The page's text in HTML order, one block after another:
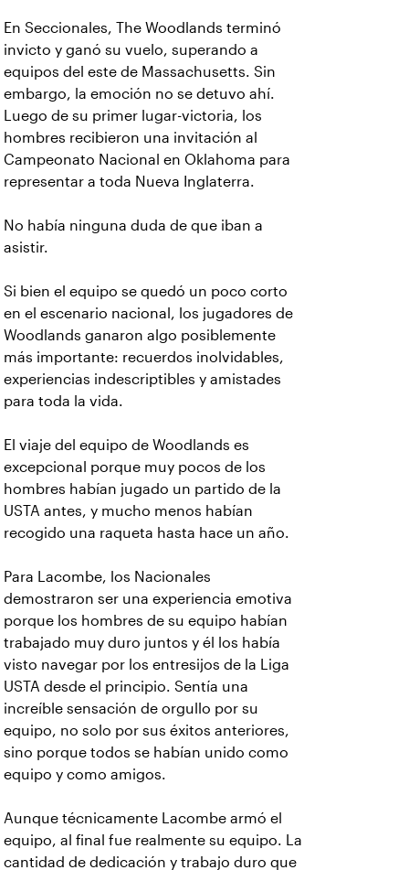
En Seccionales, The Woodlands terminó
invicto y ganó su vuelo, superando a
equipos del este de Massachusetts. Sin
embargo, la emoción no se detuvo ahí.
Luego de su primer lugar-victoria, los
hombres recibieron una invitación al
Campeonato Nacional en Oklahoma para
representar a toda Nueva Inglaterra.
No había ninguna duda de que iban a
asistir.
Si bien el equipo se quedó un poco corto
en el escenario nacional, los jugadores de
Woodlands ganaron algo posiblemente
más importante: recuerdos inolvidables,
experiencias indescriptibles y amistades
para toda la vida.
El viaje del equipo de Woodlands es
excepcional porque muy pocos de los
hombres habían jugado un partido de la
USTA antes, y mucho menos habían
recogido una raqueta hasta hace un año.
Para Lacombe, los Nacionales
demostraron ser una experiencia emotiva
porque los hombres de su equipo habían
trabajado muy duro juntos y él los había
visto navegar por los entresijos de la Liga
USTA desde el principio. Sentía una
increíble sensación de orgullo por su
equipo, no solo por sus éxitos anteriores,
sino porque todos se habían unido como
equipo y como amigos.
Aunque técnicamente Lacombe armó el
equipo, al final fue realmente su equipo. La
cantidad de dedicación y trabajo duro que